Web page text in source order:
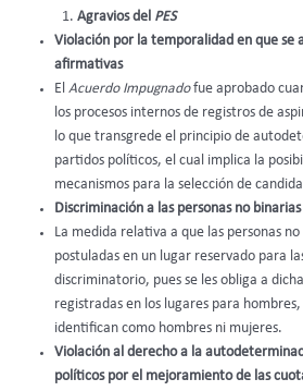
Agravios del PES
Violación por la temporalidad en que se
afirmativas
El Acuerdo Impugnadofue aprobado
los procesos internos de registros de
lo que transgrede el principio de
partidos políticos, el cual implica la
mecanismos para la selección de
Discriminación a las personas no binarias
La medida relativa a que las personas
postuladas en un lugar reservado para
discriminatorio, pues se les obliga a
registradas en los lugares para
identifican como hombres ni mujeres.
Violación al derecho a la
políticos por el mejoramiento de las